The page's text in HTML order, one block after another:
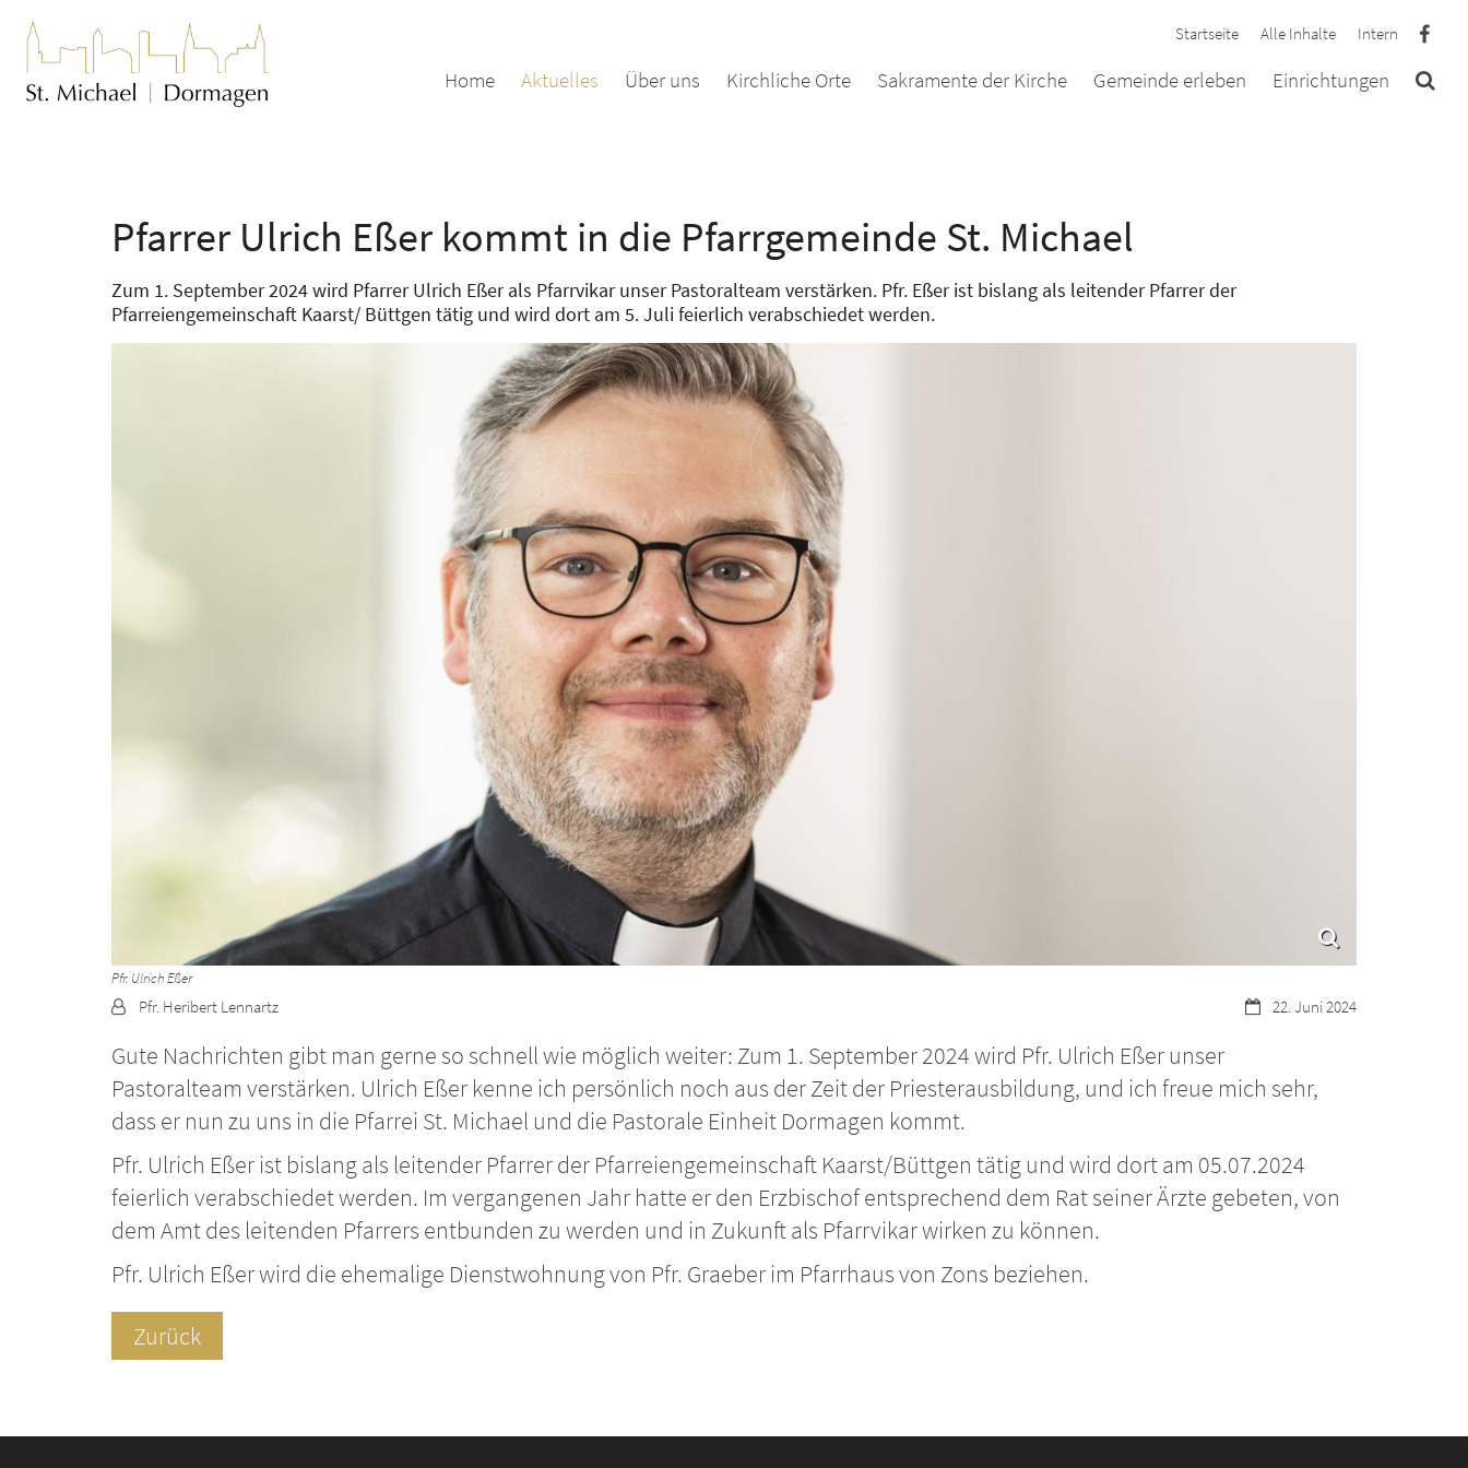
Zum Inhalt springen
Startseite Alle Inhalte Intern
Home Aktuelles Über uns Kirchliche Orte Sakramente der Kirche Gemeinde erleben Einrichtungen
Pfarrer Ulrich Eßer kommt in die Pfarrgemeinde St. Michael
Zum 1. September 2024 wird Pfarrer Ulrich Eßer als Pfarrvikar unser Pastoralteam verstärken. Pfr. Eßer ist bislang als leitender Pfarrer der
Pfarreiengemeinschaft Kaarst/ Büttgen tätig und wird dort am 5. Juli feierlich verabschiedet werden.
Pfr. Ulrich Eßer
Datum:22. Juni 2024
Von: Pfr. Heribert Lennartz
Gute Nachrichten gibt man gerne so schnell wie möglich weiter: Zum 1. September 2024 wird Pfr. Ulrich Eßer unser
Pastoralteam verstärken. Ulrich Eßer kenne ich persönlich noch aus der Zeit der Priesterausbildung, und ich freue mich sehr,
dass er nun zu uns in die Pfarrei St. Michael und die Pastorale Einheit Dormagen kommt.
Pfr. Ulrich Eßer ist bislang als leitender Pfarrer der Pfarreiengemeinschaft Kaarst/Büttgen tätig und wird dort am 05.07.2024
feierlich verabschiedet werden. Im vergangenen Jahr hatte er den Erzbischof entsprechend dem Rat seiner Ärzte gebeten, von
dem Amt des leitenden Pfarrers entbunden zu werden und in Zukunft als Pfarrvikar wirken zu können.
Pfr. Ulrich Eßer wird die ehemalige Dienstwohnung von Pfr. Graeber im Pfarrhaus von Zons beziehen.
Zurück